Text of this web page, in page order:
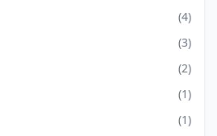
(4)
(3)
(2)
(1)
(1)